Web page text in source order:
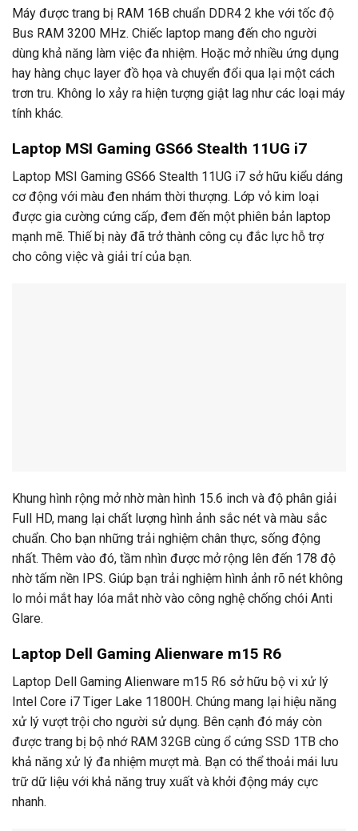
Máy được trang bị RAM 16B chuẩn DDR4 2 khe với tốc độ
Bus RAM 3200 MHz. Chiếc laptop mang đến cho người
dùng khả năng làm việc đa nhiệm. Hoặc mở nhiều ứng dụng
hay hàng chục layer đồ họa và chuyển đổi qua lại một cách
trơn tru. Không lo xảy ra hiện tượng giật lag như các loại máy
tính khác.
Laptop MSI Gaming GS66 Stealth 11UG i7
Laptop MSI Gaming GS66 Stealth 11UG i7 sở hữu kiểu dáng
cơ động với màu đen nhám thời thượng. Lớp vỏ kim loại
được gia cường cứng cấp, đem đến một phiên bản laptop
mạnh mẽ. Thiế bị này đã trở thành công cụ đắc lực hỗ trợ
cho công việc và giải trí của bạn.
Khung hình rộng mở nhờ màn hình 15.6 inch và độ phân giải
Full HD, mang lại chất lượng hình ảnh sắc nét và màu sắc
chuẩn. Cho bạn những trải nghiệm chân thực, sống động
nhất. Thêm vào đó, tầm nhìn được mở rộng lên đến 178 độ
nhờ tấm nền IPS. Giúp bạn trải nghiệm hình ảnh rõ nét không
lo mỏi mắt hay lóa mắt nhờ vào công nghệ chống chói Anti
Glare.
Laptop Dell Gaming Alienware m15 R6
Laptop Dell Gaming Alienware m15 R6 sở hữu bộ vi xử lý
Intel Core i7 Tiger Lake 11800H. Chúng mang lại hiệu năng
xử lý vượt trội cho người sử dụng. Bên cạnh đó máy còn
được trang bị bộ nhớ RAM 32GB cùng ổ cứng SSD 1TB cho
khả năng xử lý đa nhiệm mượt mà. Bạn có thể thoải mái lưu
trữ dữ liệu với khả năng truy xuất và khởi động máy cực
nhanh.